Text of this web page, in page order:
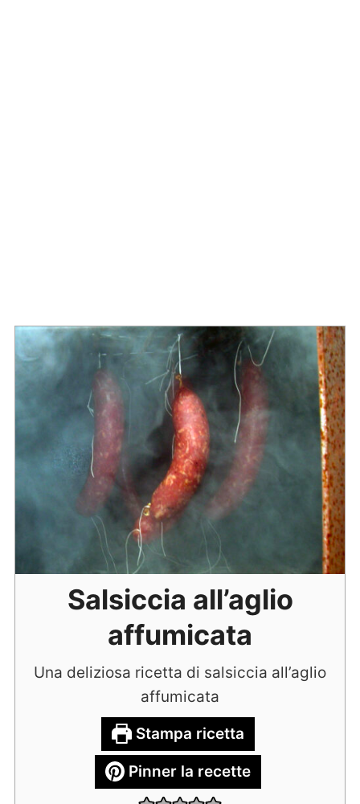
Salsiccia all’aglio
affumicata
Una deliziosa ricetta di salsiccia all’aglio
affumicata
Stampa ricetta
Pinner la recette